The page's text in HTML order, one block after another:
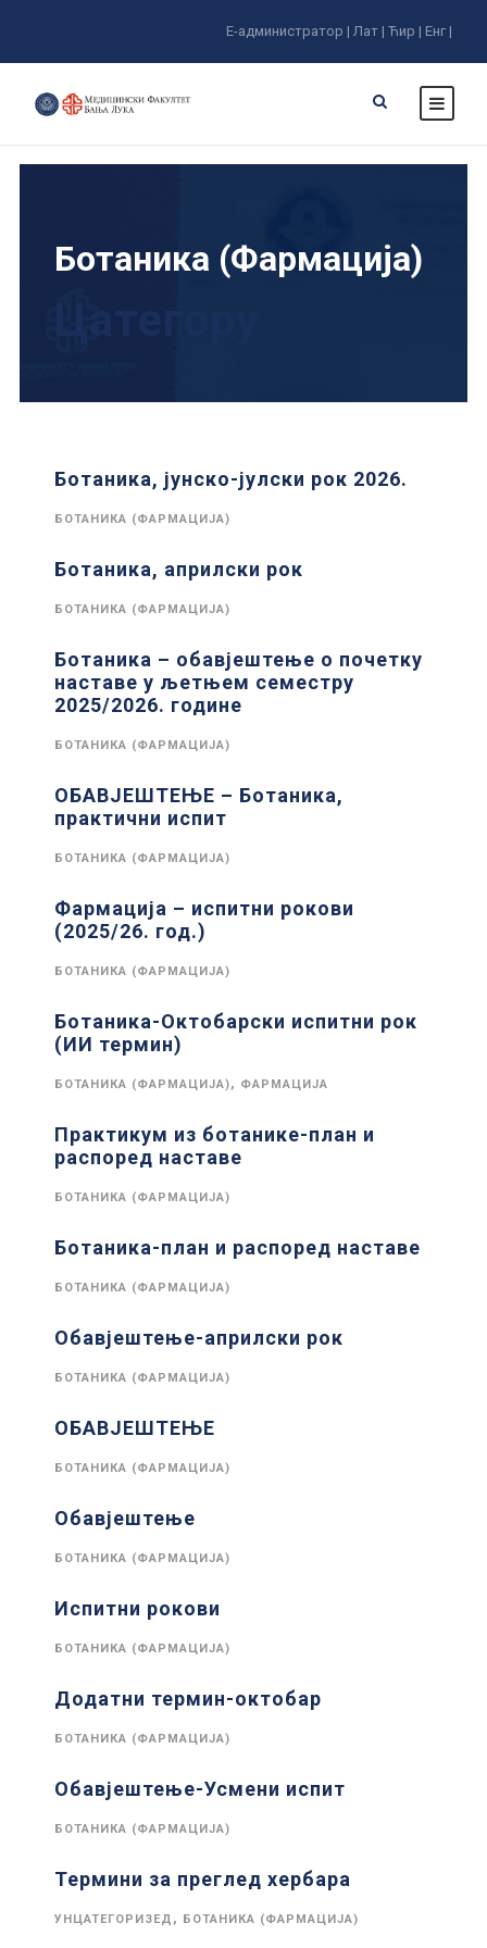
Е-администратор | Лат | Ћир | Енг |
Ботаника (Фармација)
Ботаника, јунско-јулски рок 2026.
БОТАНИКА (ФАРМАЦИЈА)
Ботаника, априлски рок
БОТАНИКА (ФАРМАЦИЈА)
Ботаника – обавјештење о почетку
наставе у љетњем семестру
2025/2026. године
БОТАНИКА (ФАРМАЦИЈА)
ОБАВЈЕШТЕЊЕ – Ботаника,
практични испит
БОТАНИКА (ФАРМАЦИЈА)
Фармација – испитни рокови
(2025/26. год.)
БОТАНИКА (ФАРМАЦИЈА)
Ботаника-Октобарски испитни рок
(ИИ термин)
БОТАНИКА (ФАРМАЦИЈА), ФАРМАЦИЈА
Практикум из ботанике-план и
распоред наставе
БОТАНИКА (ФАРМАЦИЈА)
Ботаника-план и распоред наставе
БОТАНИКА (ФАРМАЦИЈА)
Обавјештење-априлски рок
БОТАНИКА (ФАРМАЦИЈА)
ОБАВЈЕШТЕЊЕ
БОТАНИКА (ФАРМАЦИЈА)
Обавјештење
БОТАНИКА (ФАРМАЦИЈА)
Испитни рокови
БОТАНИКА (ФАРМАЦИЈА)
Додатни термин-октобар
БОТАНИКА (ФАРМАЦИЈА)
Обавјештење-Усмени испит
БОТАНИКА (ФАРМАЦИЈА)
Термини за преглед хербара
УНЦАТЕГОРИЗЕД , БОТАНИКА (ФАРМАЦИЈА)